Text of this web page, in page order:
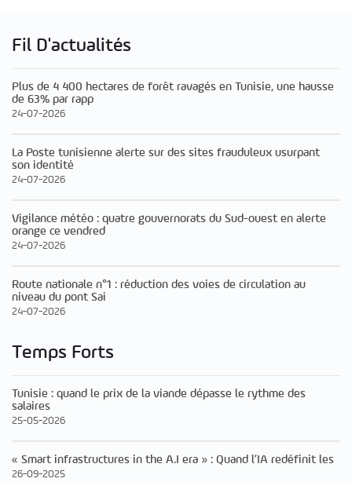
Fil D'actualités
Plus de 4 400 hectares de forêt ravagés en Tunisie, une hausse
de 63% par rapp
24-07-2026
La Poste tunisienne alerte sur des sites frauduleux usurpant
son identité
24-07-2026
Vigilance météo : quatre gouvernorats du Sud-ouest en alerte
orange ce vendred
24-07-2026
Route nationale n°1 : réduction des voies de circulation au
niveau du pont Sai
24-07-2026
Temps Forts
Tunisie : quand le prix de la viande dépasse le rythme des
salaires
25-05-2026
« Smart infrastructures in the A.I era » : Quand l’IA redéfinit les
26-09-2025